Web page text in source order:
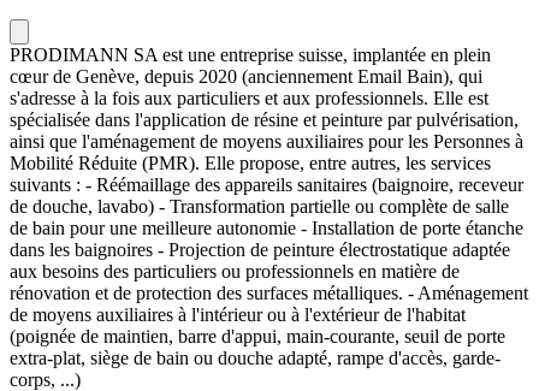
PRODIMANN SA est une entreprise suisse, implantée en plein
cœur de Genève, depuis 2020 (anciennement Email Bain), qui
s'adresse à la fois aux particuliers et aux professionnels. Elle est
spécialisée dans l'application de résine et peinture par pulvérisation,
ainsi que l'aménagement de moyens auxiliaires pour les Personnes à
Mobilité Réduite (PMR). Elle propose, entre autres, les services
suivants : - Réémaillage des appareils sanitaires (baignoire, receveur
de douche, lavabo) - Transformation partielle ou complète de salle
de bain pour une meilleure autonomie - Installation de porte étanche
dans les baignoires - Projection de peinture électrostatique adaptée
aux besoins des particuliers ou professionnels en matière de
rénovation et de protection des surfaces métalliques. - Aménagement
de moyens auxiliaires à l'intérieur ou à l'extérieur de l'habitat
(poignée de maintien, barre d'appui, main-courante, seuil de porte
extra-plat, siège de bain ou douche adapté, rampe d'accès, garde-
corps, ...)